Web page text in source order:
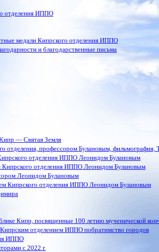
отделения ИППО
медали Кипрского отделения ИППО
и благодарственные письма
— Святая Земля
отделения, профессором Булановым,
отделения ИППО Леонидом Булановым
Кипрского отделения ИППО Леонидом Булановым
Леонидом Булановым
Кипрского отделения ИППО Леонидом Булановым
Кипр, посвященные 100 летию мученической
отделением ИППО побратимство городов
ИППО
с 2022 г.